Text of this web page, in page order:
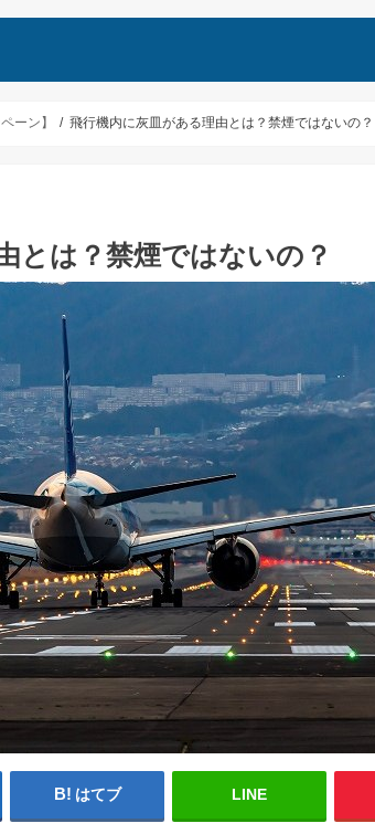
ーン】 飛行機内に灰皿がある理由とは？禁煙ではないの？
とは？禁煙ではないの？
はてブ LINE